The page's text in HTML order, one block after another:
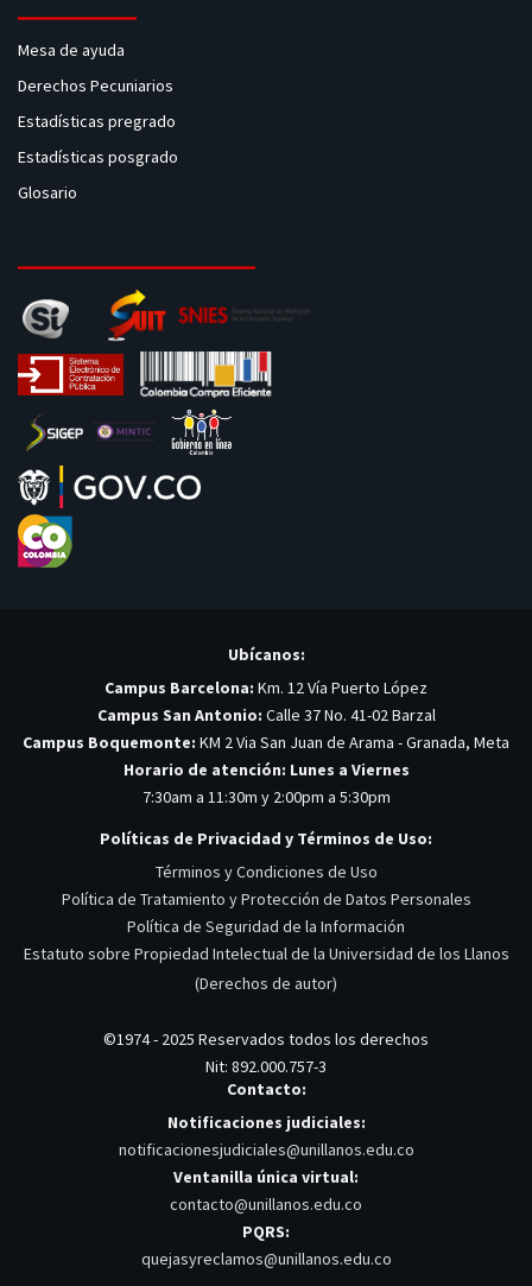
Mesa de ayuda
Derechos Pecuniarios
Estadísticas pregrado
Estadísticas posgrado
Glosario
Ubícanos:
Campus Barcelona: Km. 12 Vía Puerto López
Campus San Antonio: Calle 37 No. 41-02 Barzal
Campus Boquemonte: KM 2 Via San Juan de Arama - Granada, Meta
Horario de atención: Lunes a Viernes
7:30am a 11:30m y 2:00pm a 5:30pm
Políticas de Privacidad y Términos de Uso:
Términos y Condiciones de Uso
Política de Tratamiento y Protección de Datos Personales
Política de Seguridad de la Información
Estatuto sobre Propiedad Intelectual de la Universidad de los Llanos
(Derechos de autor)
©1974 - 2025 Reservados todos los derechos
Nit: 892.000.757-3
Contacto:
Notificaciones judiciales:
notificacionesjudiciales@unillanos.edu.co
Ventanilla única virtual:
contacto@unillanos.edu.co
PQRS:
quejasyreclamos@unillanos.edu.co